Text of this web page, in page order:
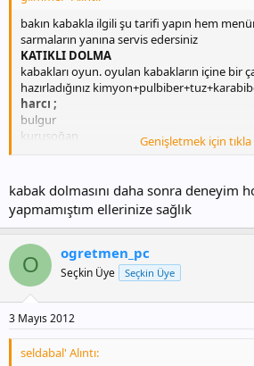
bakın kabakla ilgili şu tarifi yapın hem
sarmaların yanına servis edersiniz
KATIKLI DOLMA
kabakları oyun. oyulan kabakların içine bir
hazırladığınız
harcı ;
bulgur
kurusoğan
zeytinyağı
kıyma
karabiber,tuz,kimyonnn
harcını hazırladıktan sonra dolmaları
ilave derek dolmayı pişirin
pişen dolmalarınızı dilim dilim kesin ve
dökün ve servis edin
Genişletmek için tıkla
kabak dolmasını daha sonra deneyim
yapmamıştım ellerinize sağlık
O ogretmen_pc
Seçkin Üye Seçkin Üye
3 Mayıs 2012
seldabal' Alıntı: